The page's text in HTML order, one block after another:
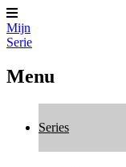
Mijn
Serie
Menu
Series